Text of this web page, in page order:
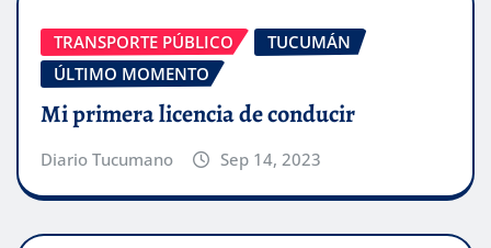
TRANSPORTE PÚBLICO
TUCUMÁN
ÚLTIMO MOMENTO
Mi primera licencia de conducir
Diario Tucumano Sep 14, 2023